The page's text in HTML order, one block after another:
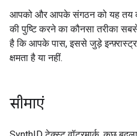
आपको और आपके संगठन को यह तय
की पुष्टि करने का कौनसा तरीका
है कि आपके पास, इससे जुड़े
क्षमता है या नहीं.
सीमाएं